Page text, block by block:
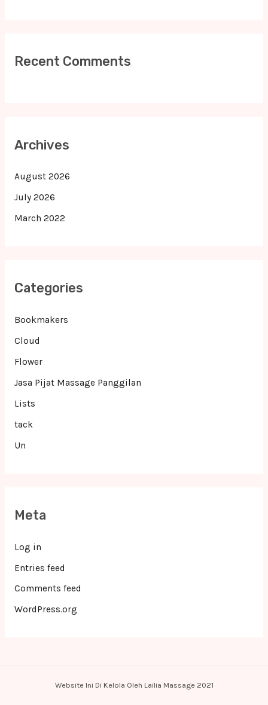
Recent Comments
Archives
August 2026
July 2026
March 2022
Categories
Bookmakers
Cloud
Flower
Jasa Pijat Massage Panggilan
Lists
tack
Un
Meta
Log in
Entries feed
Comments feed
WordPress.org
Website Ini Di Kelola Oleh Lailia Massage 2021